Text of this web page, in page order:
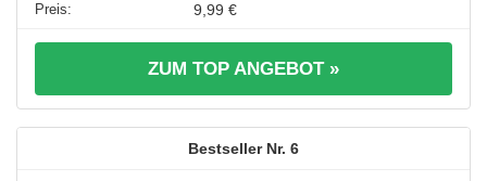
9,99 €
ZUM TOP ANGEBOT »
6